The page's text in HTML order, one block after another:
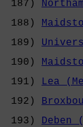
187)
188)
189)
190)
191)
Lea
192)
193) Deben